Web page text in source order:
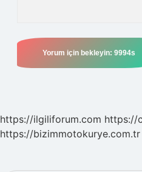
https://ilgiliforum.com https://
https://bizimmotokurye.com.tr